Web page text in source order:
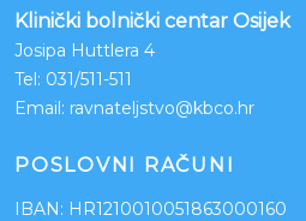
Klinički bolnički centar Osijek
Josipa Huttlera 4
Tel: 031/511-511
Email: ravnateljstvo@kbco.hr
POSLOVNI RAČUNI
IBAN: HR1210010051863000160